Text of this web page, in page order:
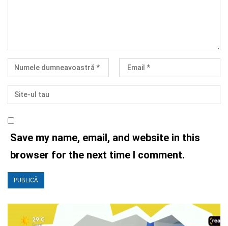
Save my name, email, and website in this
browser for the next time I comment.